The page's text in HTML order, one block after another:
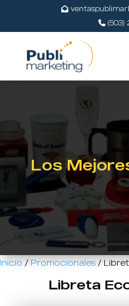
(503)
Los
Inicio/Promocionales/
Libreta